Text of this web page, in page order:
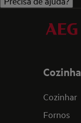
Cozinha
Cozinhar
Fornos